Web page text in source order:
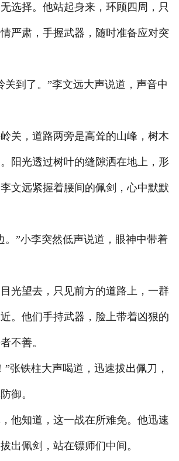
选择。他站起身来，环顾四周，只
严肃，手握武器，随时准备应对突
关到了。”李文远大声说道，声音中
关，道路两旁是高耸的山峰，树木
阳光透过树叶的缝隙洒在地上，形
文远紧握着腰间的佩剑，心中默默
。”小李突然低声说道，眼神中带着
光望去，只见前方的道路上，一群
。他们手持武器，脸上带着凶狠的
不善。
”张铁柱大声喝道，迅速拔出佩刀，
御。
他知道，这一战在所难免。他迅速
出佩剑，站在镖师们中间。